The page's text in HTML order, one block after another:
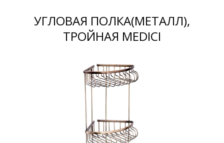
УГЛОВАЯ ПОЛКА(МЕТАЛЛ),
ТРОЙНАЯ MEDICI